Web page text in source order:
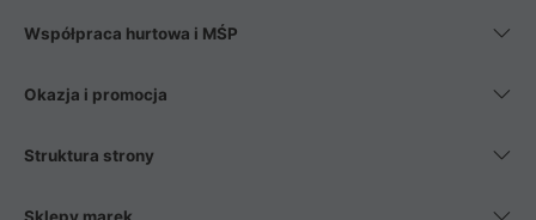
Współpraca hurtowa i MŚP
Okazja i promocja
Struktura strony